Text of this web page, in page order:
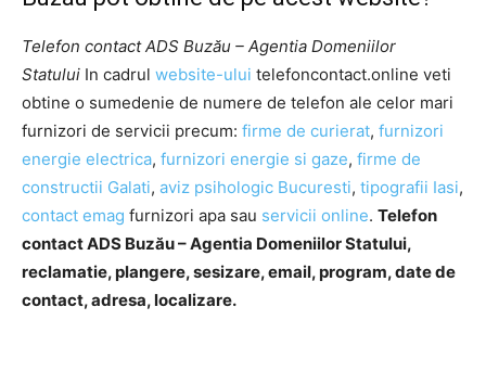
Telefon contact ADS Buzău – Agentia Domeniilor
Statului In cadrul website-ului telefoncontact.online veti
obtine o sumedenie de numere de telefon ale celor mari
furnizori de servicii precum: firme de curierat, furnizori
energie electrica, furnizori energie si gaze, firme de
constructii Galati, aviz psihologic Bucuresti, tipografii Iasi,
contact emag furnizori apa sau servicii online. Telefon
contact ADS Buzău – Agentia Domeniilor Statului,
reclamatie, plangere, sesizare, email, program, date de
contact, adresa, localizare.